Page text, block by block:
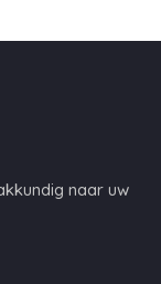
naar uw